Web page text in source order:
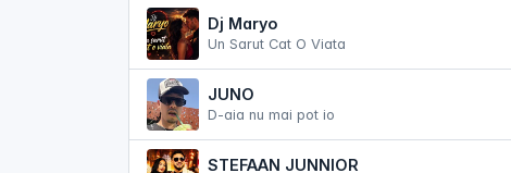
Dj Maryo
Un Sarut Cat O Viata
JUNO
D-aia nu mai pot io
STEFAAN JUNNIOR